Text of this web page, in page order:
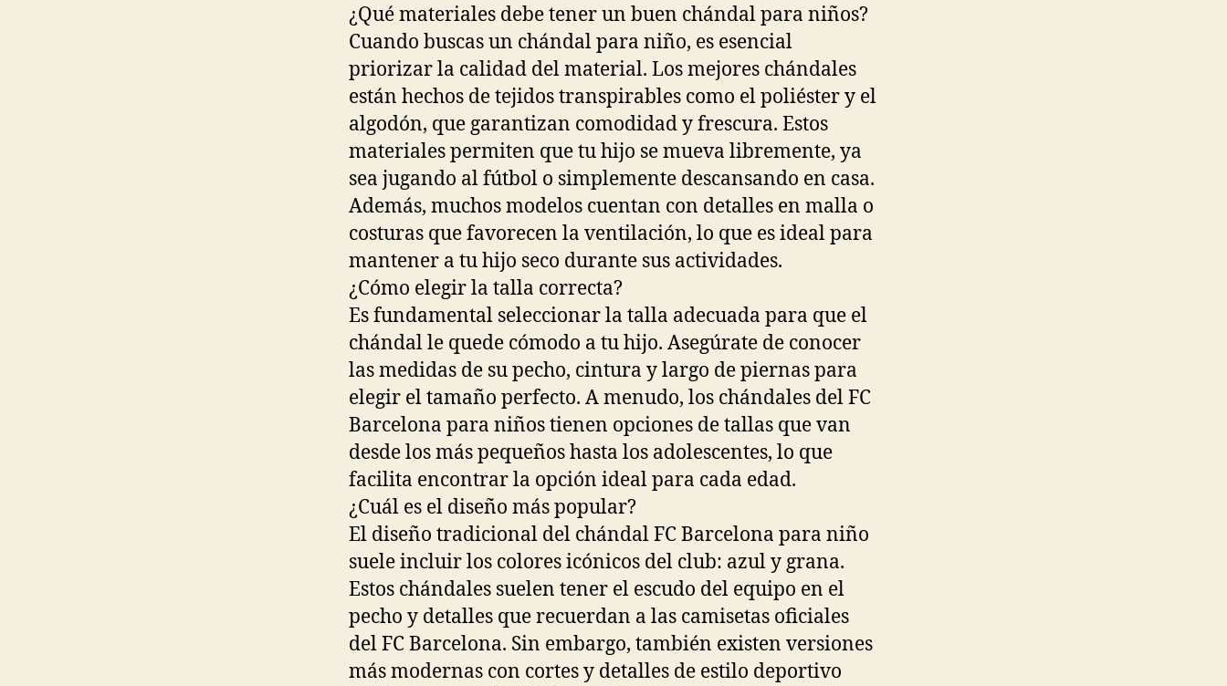
¿Qué materiales debe tener un buen chándal para niños?
Cuando buscas un chándal para niño, es esencial
priorizar la calidad del material. Los mejores chándales
están hechos de tejidos transpirables como el poliéster y el
algodón, que garantizan comodidad y frescura. Estos
materiales permiten que tu hijo se mueva libremente, ya
sea jugando al fútbol o simplemente descansando en casa.
Además, muchos modelos cuentan con detalles en malla o
costuras que favorecen la ventilación, lo que es ideal para
mantener a tu hijo seco durante sus actividades.
¿Cómo elegir la talla correcta?
Es fundamental seleccionar la talla adecuada para que el
chándal le quede cómodo a tu hijo. Asegúrate de conocer
las medidas de su pecho, cintura y largo de piernas para
elegir el tamaño perfecto. A menudo, los chándales del FC
Barcelona para niños tienen opciones de tallas que van
desde los más pequeños hasta los adolescentes, lo que
facilita encontrar la opción ideal para cada edad.
¿Cuál es el diseño más popular?
El diseño tradicional del chándal FC Barcelona para niño
suele incluir los colores icónicos del club: azul y grana.
Estos chándales suelen tener el escudo del equipo en el
pecho y detalles que recuerdan a las camisetas oficiales
del FC Barcelona. Sin embargo, también existen versiones
más modernas con cortes y detalles de estilo deportivo